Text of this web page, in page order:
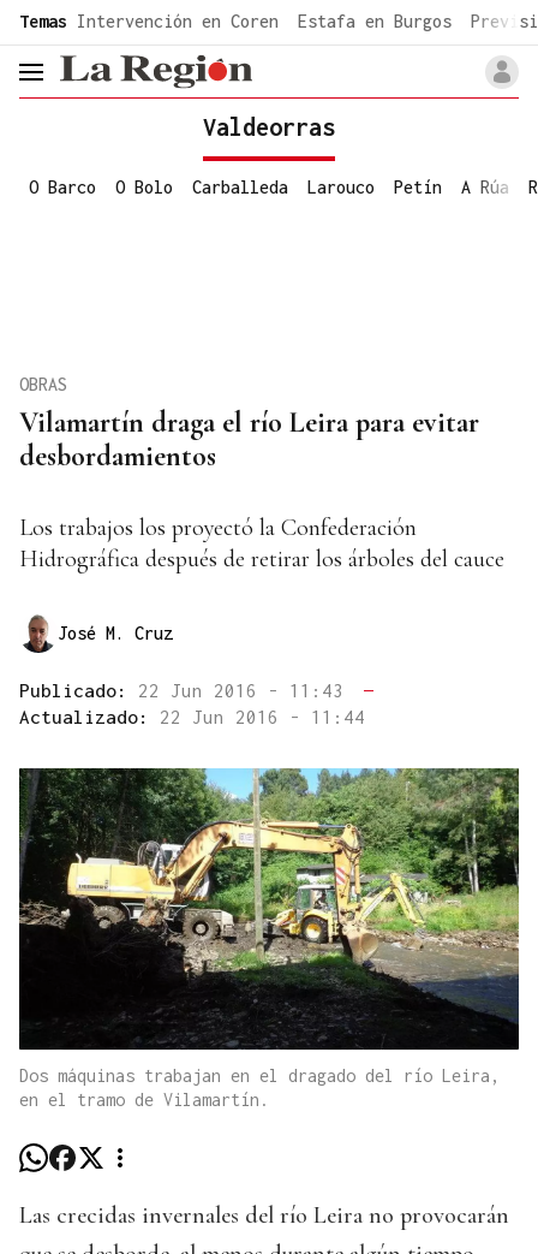
common.go-to-content
Temas Intervención en Coren Estafa en Burgos
header.menu.open
Valdeorras
O Barco O Bolo Carballeda Larouco Petín A Rúa
Vilamartín draga el río Leira para evitar
desbordamientos
OBRAS
Los trabajos los proyectó la Confederación
Hidrográfica después de retirar los árboles del cauce
José M. Cruz
Publicado: 22 Jun 2016 - 11:43
—
Actualizado: 22 Jun 2016 - 11:44
Dos máquinas trabajan en el dragado del río Leira,
en el tramo de Vilamartín.
Las crecidas invernales del río Leira no provocarán